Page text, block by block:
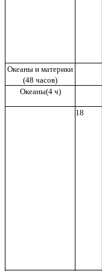
Океаны и материки
(48 часов)
Океаны(4 ч)
18